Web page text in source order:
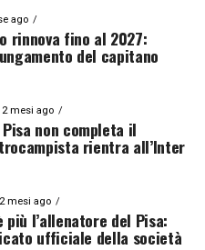
ago
rinnova fino al 2027:
del capitano
2 mesi ago
non completa il
rientra all’Inter
2 mesi ago
più l’allenatore del Pisa:
ufficiale della società